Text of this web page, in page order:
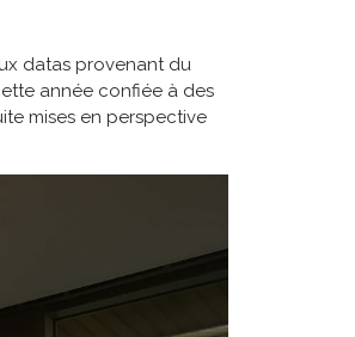
datas provenant du
année confiée à des
mises en perspective